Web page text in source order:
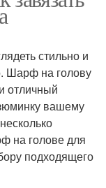
стильно и
Шарф на голову
отличный
вашему
на голове для
подходящего